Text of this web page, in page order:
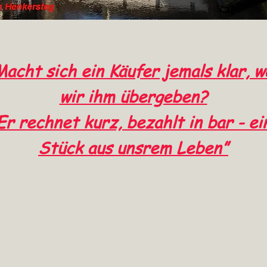
sich ein Käufer jemals klar,
wir ihm übergeben?
rechnet kurz, bezahlt in bar -
Stück aus unsrem Leben”